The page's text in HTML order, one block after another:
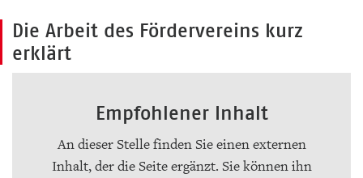
Die Arbeit des Fördervereins kurz
erklärt
Empfohlener Inhalt
An dieser Stelle finden Sie einen externen
Inhalt, der die Seite ergänzt. Sie können ihn